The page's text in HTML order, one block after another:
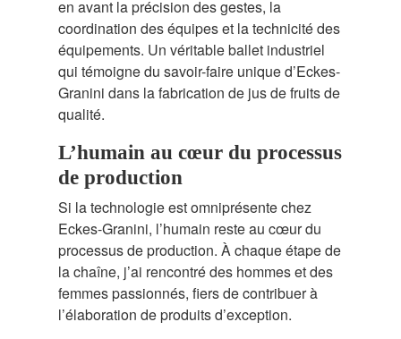
en avant la précision des gestes, la
coordination des équipes et la technicité des
équipements. Un véritable ballet industriel
qui témoigne du savoir-faire unique d’Eckes-
Granini dans la fabrication de jus de fruits de
qualité.
L’humain au cœur du processus
de production
Si la technologie est omniprésente chez
Eckes-Granini, l’humain reste au cœur du
processus de production. À chaque étape de
la chaîne, j’ai rencontré des hommes et des
femmes passionnés, fiers de contribuer à
l’élaboration de produits d’exception.